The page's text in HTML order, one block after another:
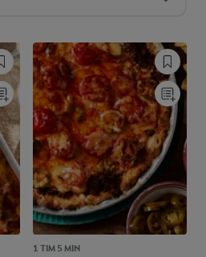
1 TIM 5 MIN